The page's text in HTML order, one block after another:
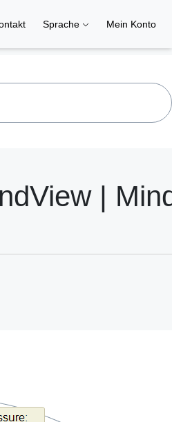
Sprache Mein Konto
|